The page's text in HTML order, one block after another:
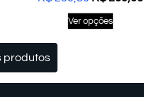
Ver opções
produtos